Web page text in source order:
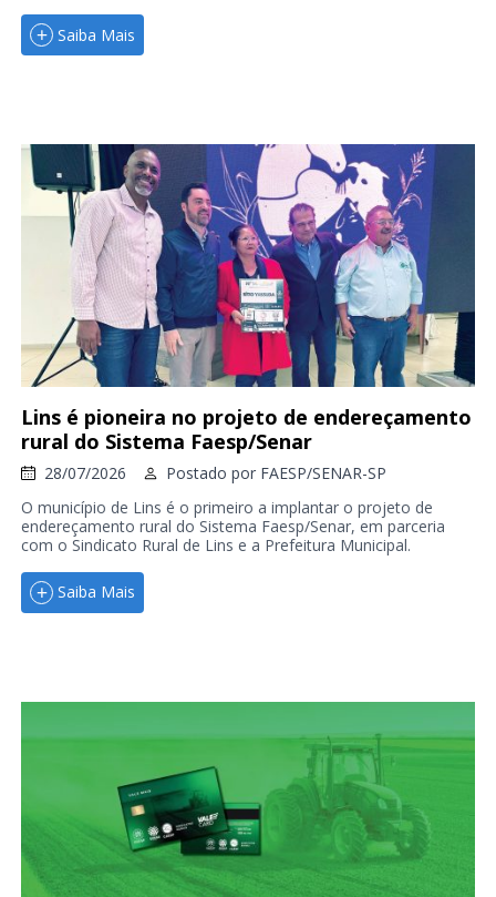
Saiba Mais
Lins é pioneira no projeto de endereçamento
rural do Sistema Faesp/Senar
28/07/2026 Postado por FAESP/SENAR-SP
O município de Lins é o primeiro a implantar o projeto de
endereçamento rural do Sistema Faesp/Senar, em parceria
com o Sindicato Rural de Lins e a Prefeitura Municipal.
Saiba Mais